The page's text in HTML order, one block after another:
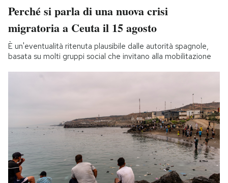
Perché si parla di una nuova crisi
migratoria a Ceuta il 15 agosto
È un'eventualità ritenuta plausibile dalle autorità spagnole,
basata su molti gruppi social che invitano alla mobilitazione